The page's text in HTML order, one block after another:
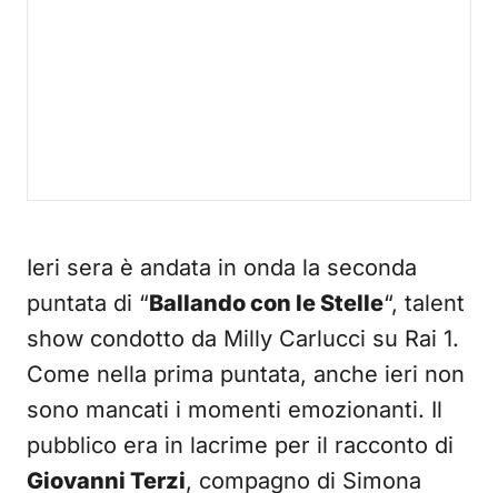
Ieri sera è andata in onda la seconda
puntata di “Ballando con le Stelle“, talent
show condotto da Milly Carlucci su Rai 1.
Come nella prima puntata, anche ieri non
sono mancati i momenti emozionanti. Il
pubblico era in lacrime per il racconto di
Giovanni Terzi, compagno di Simona